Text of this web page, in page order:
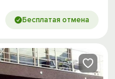
Бесплатая отмена